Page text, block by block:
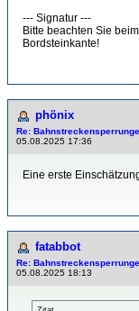
--- Signatur ---
Bitte beachten Sie
Bordsteinkante!
phönix
Re:
05.08.2025 17:36
Eine erste
fatabbot
Re:
05.08.2025 18:13